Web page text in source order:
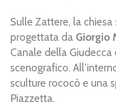
Sulle Zattere, la
progettata da Giorgio
Canale della
scenografico.
sculture rococò e una
Piazzetta.